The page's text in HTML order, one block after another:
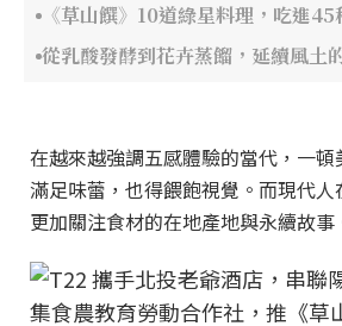
《草山饌》10道綠星料理，吃進
從乳酸發酵到花卉蒸餾，延續風土
在越來越強調五感體驗的當代，一
滿足味蕾，也得餵飽視覺。而現代人
更加關注食材的在地產地與永續故事